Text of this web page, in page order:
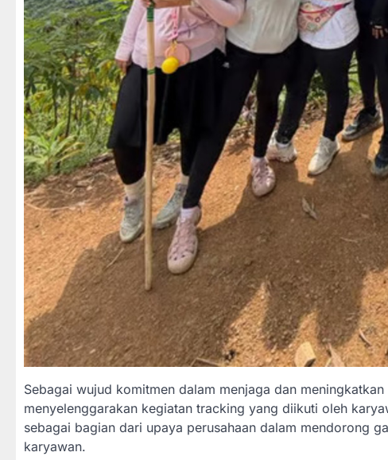
Sebagai wujud komitmen dalam menjaga dan
menyelenggarakan kegiatan tracking yang diikuti oleh
sebagai bagian dari upaya perusahaan dalam mendorong
karyawan.